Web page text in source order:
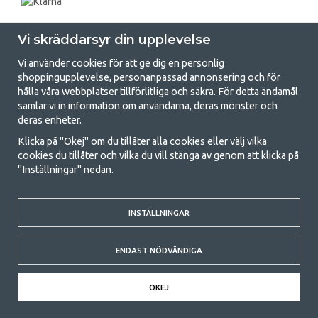
GetCamping.se - Din butik för camping
och uteliv
Att campa kan antingen vara en livsstil eller ett sätt att samla familjen
för ett gemensamt äventyr. Oavsett vilken kategori du tillhör hittar du
med att campa så därför erbjuder vi riktigt bra priser på familjetält,
husvagnstält och all annan utrustning för camping och friluftsliv. Vårt
mål är att i varje priskategori erbjuda den bästa campingutrustningen
gällande kvalitet och funktionalitet. Ta gärna kontakt med oss om det
är något du saknar eller vill veta mer om.
© 2020 GetCamping. All rights reserved.
Vi skräddarsyr din upplevelse
Vi använder cookies för att ge dig en personlig
shoppingupplevelse, personanpassad annonsering och för
hålla våra webbplatser tillförlitliga och säkra. För detta ändamål
samlar vi in information om användarna, deras mönster och
deras enheter.
Klicka på "Okej" om du tillåter alla cookies eller välj vilka
cookies du tillåter och vilka du vill stänga av genom att klicka på
"Inställningar" nedan.
INSTÄLLNINGAR
ENDAST NÖDVÄNDIGA
OKEJ